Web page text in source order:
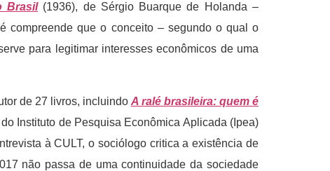
Brasil(1936), de Sérgio Buarque de Holanda –
compreende que o conceito – segundo o qual o
para legitimar interesses econômicos de uma
de 27 livros, incluindo A ralé brasileira: quem é
Instituto de Pesquisa Econômica Aplicada (Ipea)
à CULT, o sociólogo critica a existência de
não passa de uma continuidade da sociedade